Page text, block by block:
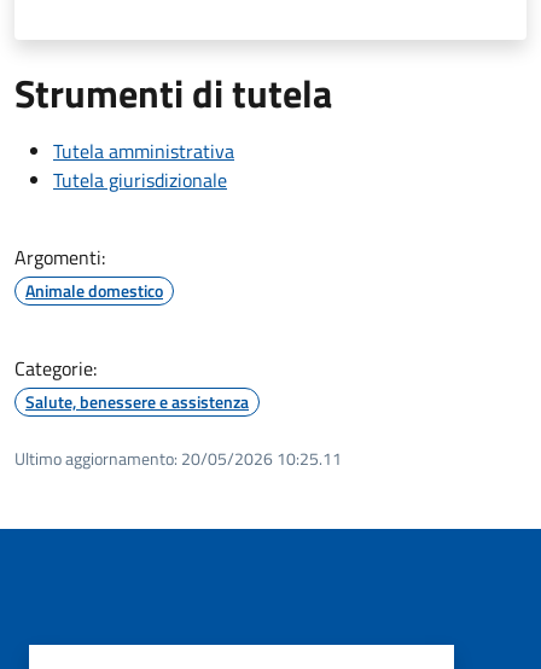
Strumenti di tutela
Tutela amministrativa
Tutela giurisdizionale
Argomenti:
Animale domestico
Categorie:
Salute, benessere e assistenza
Ultimo aggiornamento: 20/05/2026 10:25.11